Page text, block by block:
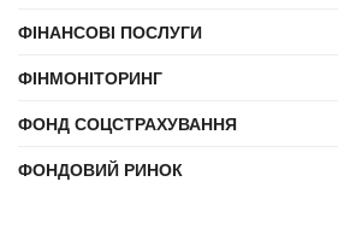
ФІНАНСОВІ ПОСЛУГИ
ФІНМОНІТОРИНГ
ФОНД СОЦСТРАХУВАННЯ
ФОНДОВИЙ РИНОК